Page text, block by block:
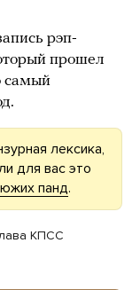
рэп-
прошел
самый
лексика,
для вас это
панд.
КПСС